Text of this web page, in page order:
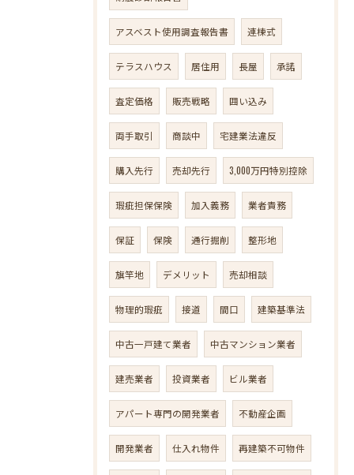
アスベスト使用調査報告書 連棟式
テラスハウス 居住用 長屋 承諾
査定価格 販売戦略 囲い込み
両手取引 商談中 宅建業法違反
購入先行 売却先行 3,000万円特別控除
瑕疵担保保険 加入義務 業者責務
保証 保険 通行掘削 整形地
旗竿地 デメリット 売却相談
物理的瑕疵 接道 間口 建築基準法
中古一戸建て業者 中古マンション業者
建売業者 投資業者 ビル業者
アパート専門の開発業者 不動産企画
開発業者 仕入れ物件 再建築不可物件